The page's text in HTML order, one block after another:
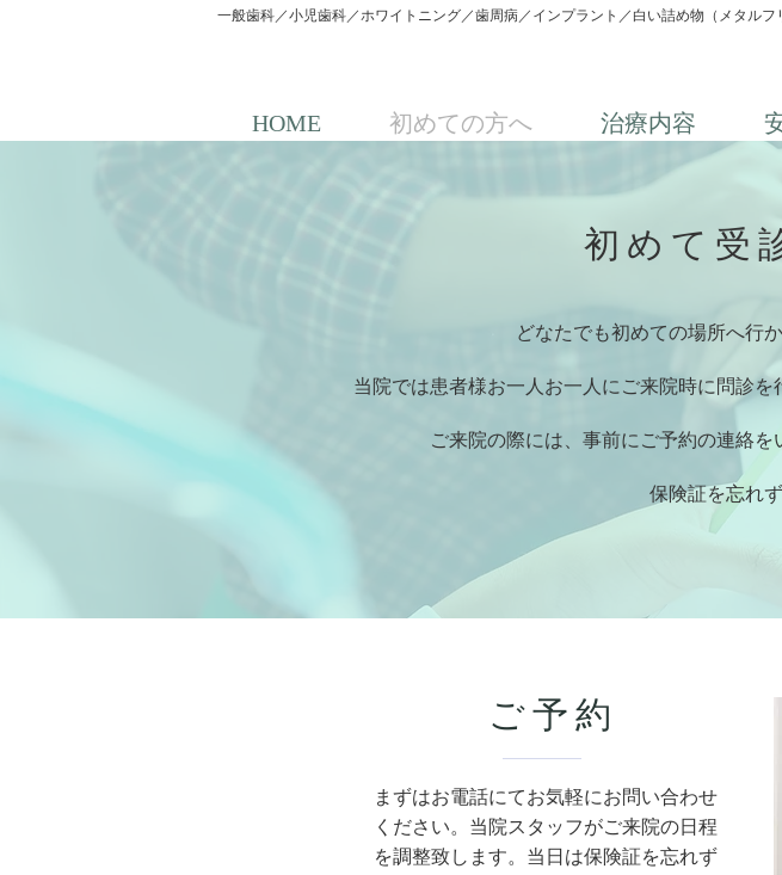
一般歯科／小児歯科／ホワイトニング／歯周病／インプラント／白い詰め物（メタルフ
HOME 初めての方へ 治療内容
初めて受
どなたでも初めての場所へ行
当院では患者様お一人お一人にご来院時に問診
ご来院の際には、事前にご予約の連絡を
保険証を忘れ
ご予約
まずはお電話にてお気軽にお問い合わせ
ください。 当院スタッフがご来院の日程
を調整致します。当日は保険証を忘れず